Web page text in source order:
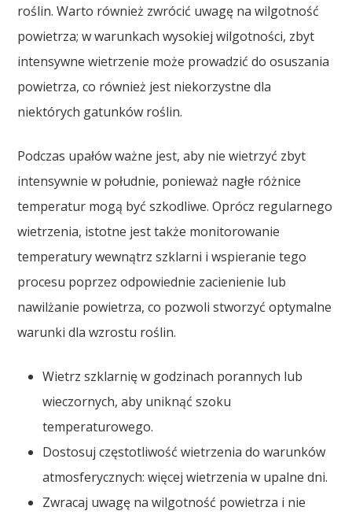
roślin. Warto również zwrócić uwagę na wilgotność
powietrza; w warunkach wysokiej wilgotności, zbyt
intensywne wietrzenie może prowadzić do osuszania
powietrza, co również jest niekorzystne dla
niektórych gatunków roślin.
Podczas upałów ważne jest, aby nie wietrzyć zbyt
intensywnie w południe, ponieważ nagłe różnice
temperatur mogą być szkodliwe. Oprócz regularnego
wietrzenia, istotne jest także monitorowanie
temperatury wewnątrz szklarni i wspieranie tego
procesu poprzez odpowiednie zacienienie lub
nawilżanie powietrza, co pozwoli stworzyć optymalne
warunki dla wzrostu roślin.
Wietrz szklarnię w godzinach porannych lub
wieczornych, aby uniknąć szoku
temperaturowego.
Dostosuj częstotliwość wietrzenia do warunków
atmosferycznych: więcej wietrzenia w upalne dni.
Zwracaj uwagę na wilgotność powietrza i nie